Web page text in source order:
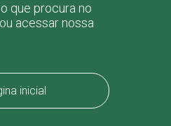
que procura no
acessar nossa
inicial